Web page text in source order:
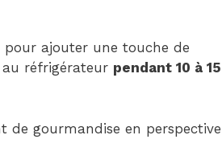
pour ajouter une touche de
au réfrigérateur pendant 10 à 15
de gourmandise en perspective